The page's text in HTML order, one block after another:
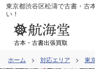
コ
ン
東京都渋谷区松濤で古書・古
い！
古本・古書出張買取
ホーム 対応エリア 東